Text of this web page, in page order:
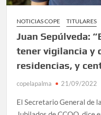
NOTICIAS COPE TITULARES
Juan Sepúlveda:
tener vigilancia y
residencias, y
copelapalma 21/09/2022
El Secretario General de